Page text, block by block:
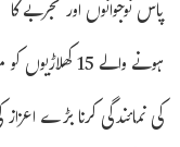
پاس نوجوانوں اور تجربے
ہونے والے 15
کی نمائندگی کرنا بڑے